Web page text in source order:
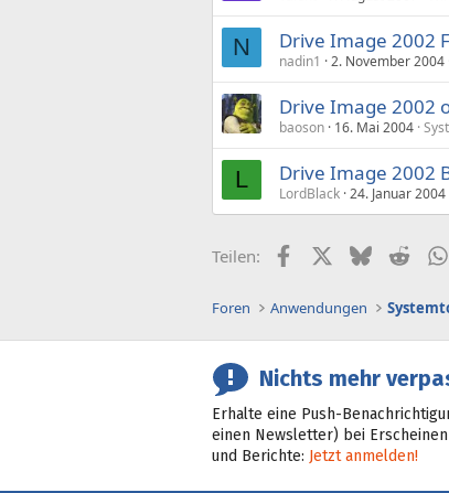
N Drive Image 2002
nadin1 2. November 2004
Drive Image 2002
baoson 16. Mai 2004
L Drive Image 2002
LordBlack 24. Januar 2004
Teilen: FacebookX (Twitter)
BlueskyReddit
Foren Anwendungen
Nichts mehr
Erhalte eine Push-
einen Newsletter) bei
und Berichte: Jetzt anmelden!